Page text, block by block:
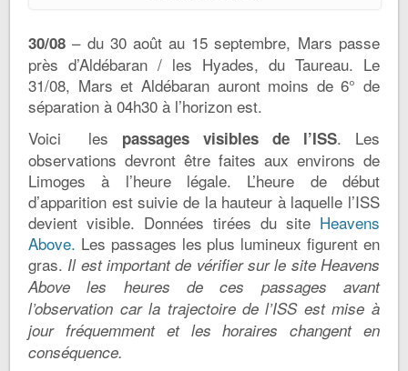
30/08 – du 30 août au 15 septembre, Mars passe
près d’Aldébaran / les Hyades, du Taureau. Le
31/08, Mars et Aldébaran auront moins de 6° de
séparation à 04h30 à l’horizon est.
Voici les passages visibles de l’ISS. Les
observations devront être faites aux environs de
Limoges à l’heure légale. L’heure de début
d’apparition est suivie de la hauteur à laquelle l’ISS
devient visible. Données tirées du site Heavens
Above. Les passages les plus lumineux figurent en
gras. Il est important de vérifier sur le site Heavens
Above les heures de ces passages avant
l’observation car la trajectoire de l’ISS est mise à
jour fréquemment et les horaires changent en
conséquence.